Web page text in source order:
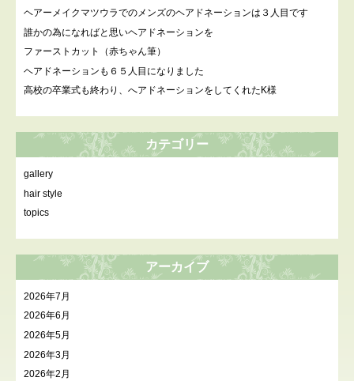
ヘアーメイクマツウラでのメンズのヘアドネーションは３人目です
誰かの為になればと思いヘアドネーションを
ファーストカット（赤ちゃん筆）
ヘアドネーションも６５人目になりました
高校の卒業式も終わり、へアドネーションをしてくれたK様
カテゴリー
gallery
hair style
topics
アーカイブ
2026年7月
2026年6月
2026年5月
2026年3月
2026年2月